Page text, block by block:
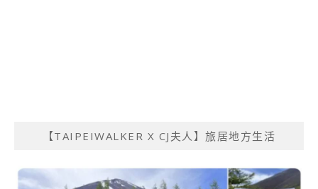
【TAIPEIWALKER X CJ夫人】旅居地方生活